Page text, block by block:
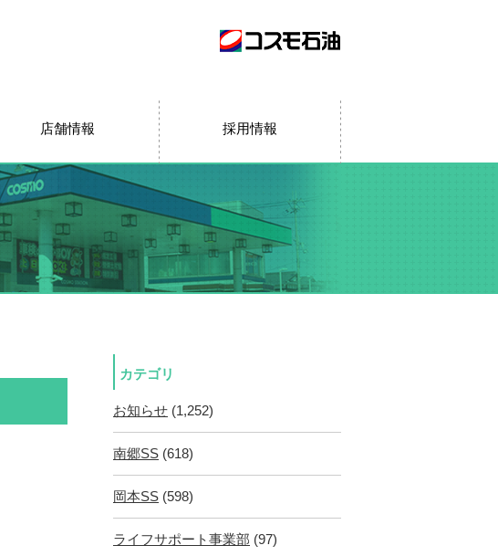
店舗情報 採用情報
カテゴリ
お知らせ (1,252)
南郷SS (618)
岡本SS (598)
ライフサポート事業部 (97)